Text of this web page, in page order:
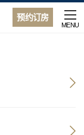
预约订房
MENU